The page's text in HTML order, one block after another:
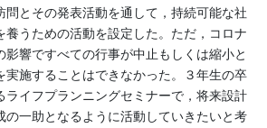
問とその発表活動を通して，持続可能な社
養うための活動を設定した。ただ，コロナ
影響ですべての行事が中止もしくは縮小と
実施することはできなかった。３年生の卒
ライフプランニングセミナーで，将来設計
の一助となるように活動していきたいと考